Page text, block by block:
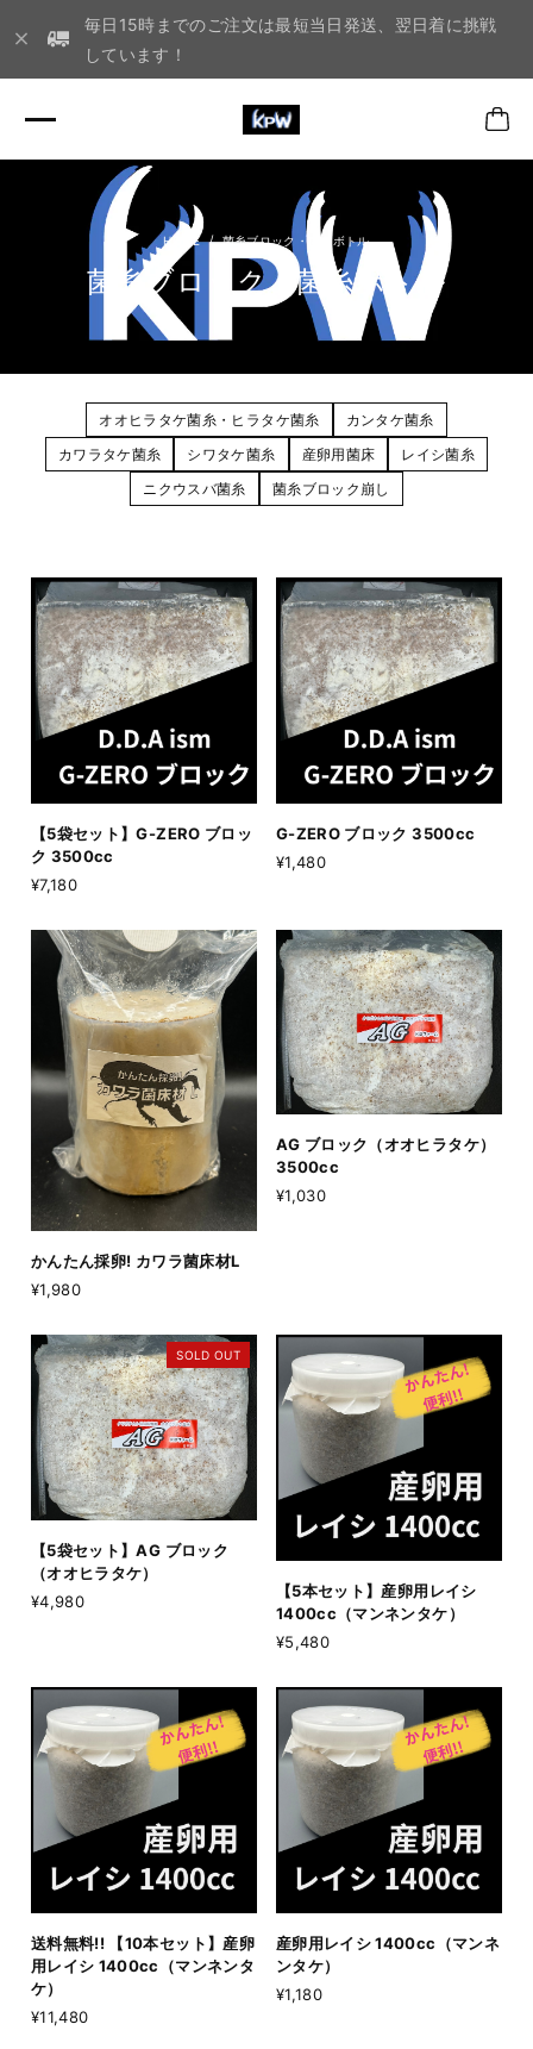
毎日15時までのご注文は最短当日発送、翌日着に挑戦
しています！
菌糸ブロック・菌糸ボトル
菌糸ブロック・菌糸ボトル
オオヒラタケ菌糸・ヒラタケ菌糸
カンタケ菌糸
カワラタケ菌糸
シワタケ菌糸 産卵用菌床
レイシ菌糸
ニクウスバ菌糸
菌糸ブロック崩し
【5袋セット】G-ZERO ブロッ
ク 3500cc
¥7,180
G-ZERO ブロック 3500cc
¥1,480
かんたん採卵! カワラ菌床材L
¥1,980
AG ブロック（オオヒラタケ）
3500cc
¥1,030
SOLD OUT
【5袋セット】AG ブロック
（オオヒラタケ）
¥4,980
【5本セット】産卵用レイシ
1400cc（マンネンタケ）
¥5,480
送料無料!! 【10本セット】産卵
用レイシ 1400cc（マンネンタ
ケ）
¥11,480
産卵用レイシ 1400cc（マンネ
ンタケ）
¥1,180